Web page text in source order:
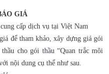
GIÁ
cấp dịch vụ tại Việt Nam
để tham khảo, xây dựng giá gói
cho gói thầu “Quan trắc môi
nội dung cụ thể như sau.